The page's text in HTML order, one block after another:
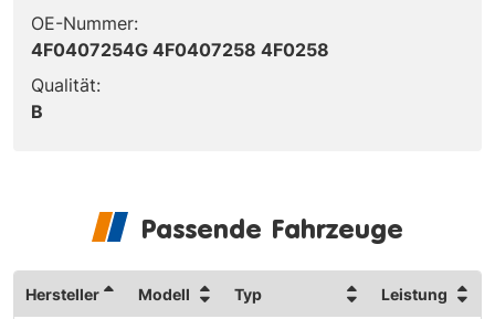
OE-Nummer:
4F0407254G 4F0407258 4F0258
Qualität:
B
Passende Fahrzeuge
Hersteller Modell Typ Leistung